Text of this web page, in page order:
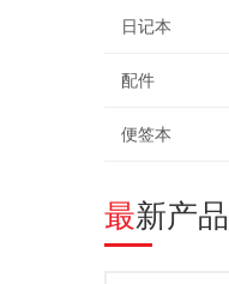
日记本
配件
便签本
最新产品